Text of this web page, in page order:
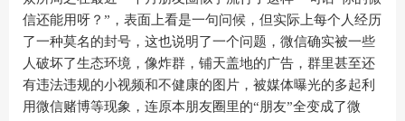
信还能用呀？”，表面上看是一句问候，但实际上每个人经历
了一种莫名的封号，这也说明了一个问题，微信确实被一些
人破坏了生态环境，像炸群，铺天盖地的广告，群里甚至还
有违法违规的小视频和不健康的图片，被媒体曝光的多起利
用微信赌博等现象，连原本朋友圈里的“朋友”全变成了微